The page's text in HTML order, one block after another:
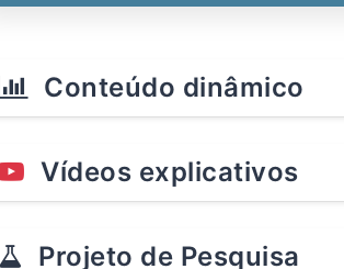
Conteúdo dinâmico
Vídeos explicativos
Projeto de Pesquisa